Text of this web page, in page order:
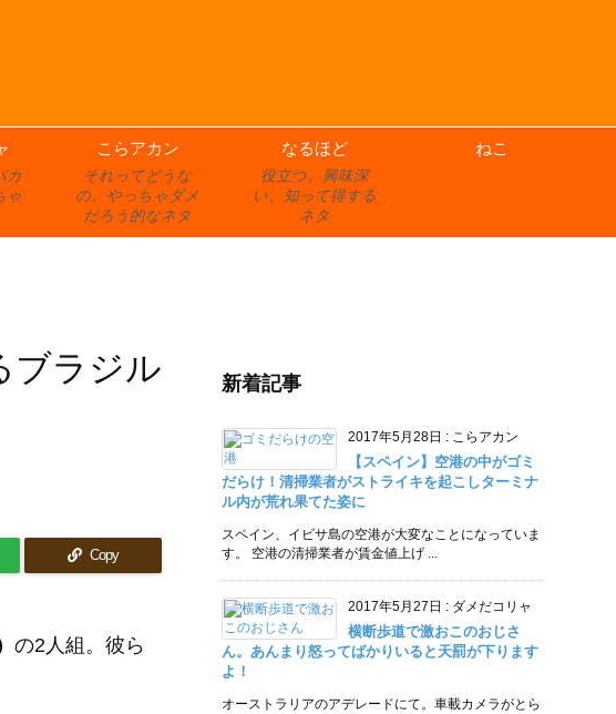
カ
ゃ
こらアカン
それってどうな
の、やっちゃダメ
だろう的なネタ
なるほど
役立つ、興味深
い、知って得する
ネタ
ねこ
ブラジル
Copy
の2人組。彼ら
新着記事
2017年5月28日 : こらアカン
【スペイン】空港の中がゴミ
だらけ！清掃業者がストライキを起こしターミナ
ル内が荒れ果てた姿に
スペイン、イビサ島の空港が大変なことになっていま
す。 空港の清掃業者が賃金値上げ ...
2017年5月27日 : ダメだコリャ
横断歩道で激おこのおじさ
ん。あんまり怒ってばかりいると天罰が下ります
よ！
オーストラリアのアデレードにて。車載カメラがとら